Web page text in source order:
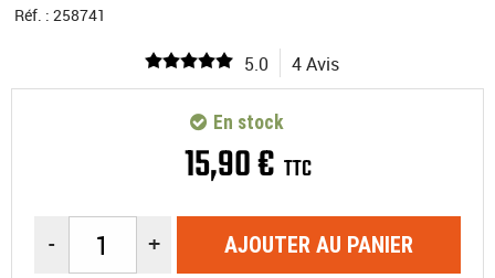
Réf. : 258741
5.0 4 Avis
15,90€ TTC
En stock
- + AJOUTER AU PANIER